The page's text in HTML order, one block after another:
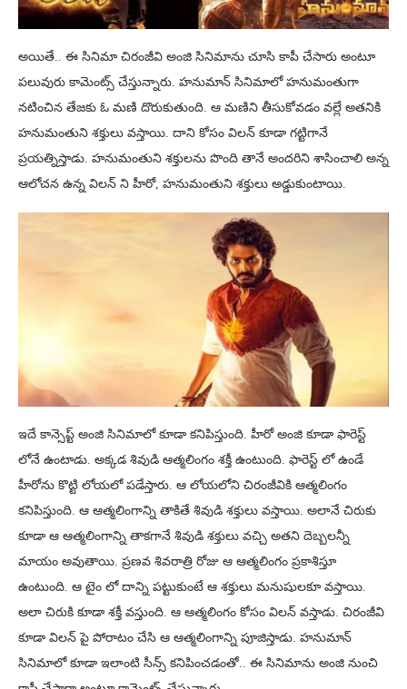
అయితే.. ఈ సినిమా చిరంజీవి అంజి సినిమాను చూసి కాపీ చేసారు అంటూ
పలువురు కామెంట్స్ చేస్తున్నారు. హనుమాన్ సినిమాలో హనుమంతుగా
నటించిన తేజకు ఓ మణి దొరుకుతుంది. ఆ మణిని తీసుకోవడం వల్లే అతనికి
హనుమంతుని శక్తులు వస్తాయి. దాని కోసం విలన్ కూడా గట్టిగానే
ప్రయత్నిస్తాడు. హనుమంతుని శక్తులను పొంది తానే అందరిని శాసించాలి అన్న
ఆలోచన ఉన్న విలన్ ని హీరో, హనుమంతుని శక్తులు అడ్డుకుంటాయి.
ఇదే కాన్సెప్ట్ అంజి సినిమాలో కూడా కనిపిస్తుంది. హీరో అంజి కూడా ఫారెస్ట్
లోనే ఉంటాడు. అక్కడ శివుడి ఆత్మలింగం శక్తీ ఉంటుంది. ఫారెస్ట్ లో ఉండే
హీరోను కొట్టి లోయలో పడేస్తారు. ఆ లోయలోని చిరంజీవికి ఆత్మలింగం
కనిపిస్తుంది. ఆ ఆత్మలింగాన్ని తాకితే శివుడి శక్తులు వస్తాయి. అలానే చిరుకు
కూడా ఆ ఆత్మలింగాన్ని తాకగానే శివుడి శక్తులు వచ్చి అతని దెబ్బలన్నీ
మాయం అవుతాయి. ప్రణవ శివరాత్రి రోజు ఆ ఆత్మలింగం ప్రకాశిస్తూ
ఉంటుంది. ఆ టైం లో దాన్ని పట్టుకుంటే ఆ శక్తులు మనుషులకూ వస్తాయి.
అలా చిరుకి కూడా శక్తీ వస్తుంది. ఆ ఆత్మలింగం కోసం విలన్ వస్తాడు. చిరంజీవి
కూడా విలన్ పై పోరాటం చేసి ఆ ఆత్మలింగాన్ని పూజిస్తాడు. హనుమాన్
సినిమాలో కూడా ఇలాంటి సీన్స్ కనిపించడంతో.. ఈ సినిమాను అంజి నుంచి